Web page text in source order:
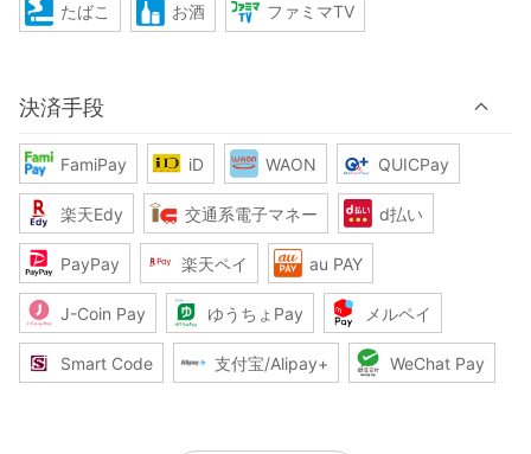
たばこ お酒 ファミマTV
決済手段
FamiPay iD WAON QUICPay
楽天Edy 交通系電子マネー d払い
PayPay 楽天ペイ au PAY
J-Coin Pay ゆうちょPay メルペイ
Smart Code 支付宝/Alipay+ WeChat Pay